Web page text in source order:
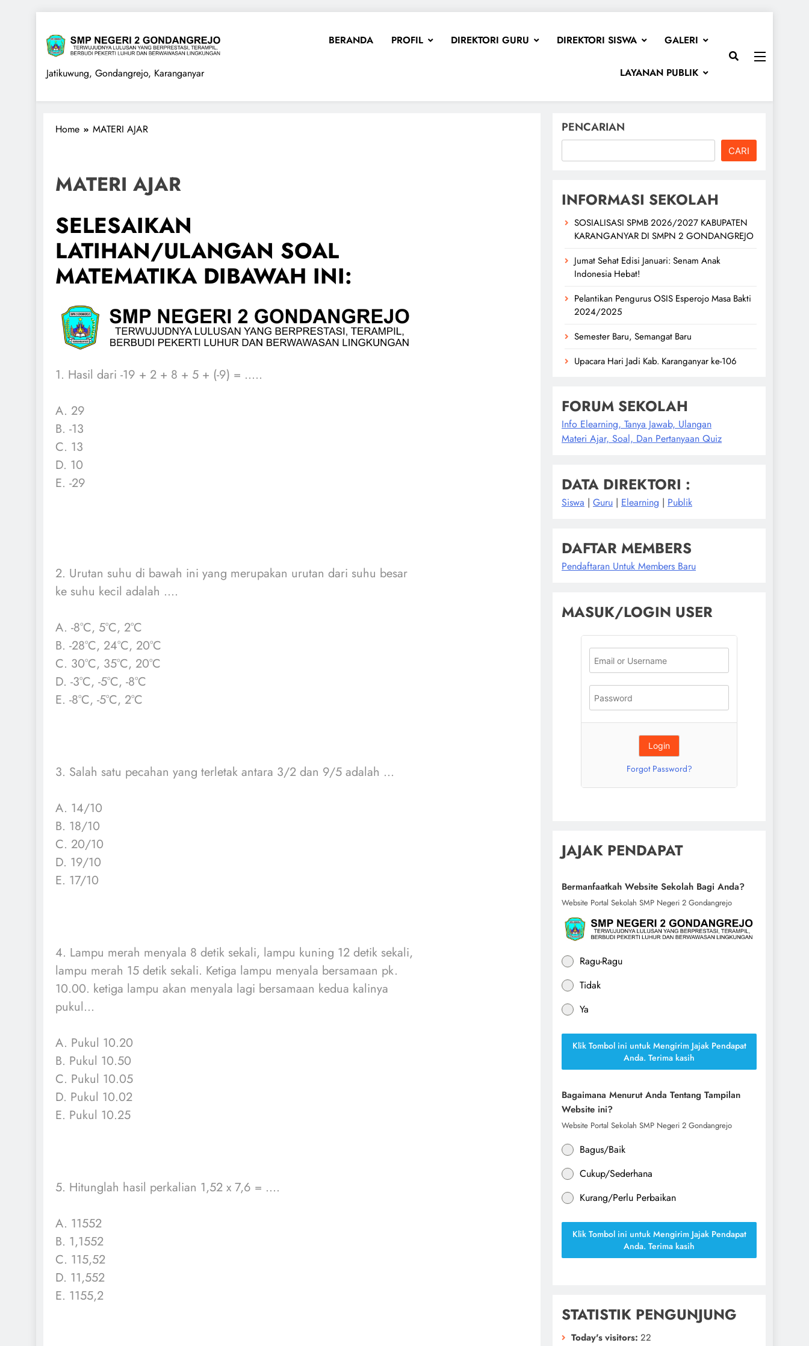
content
SMPN 2 GONDANGREJO
Jatikuwung, Gondangrejo, Karanganyar
BERANDA PROFIL DIREKTORI GURU DIREKTORI SISWA GALERI
LAYANAN PUBLIK
Home MATERI AJAR
MATERI AJAR
SELESAIKAN
LATIHAN/ULANGAN SOAL
MATEMATIKA DIBAWAH INI:
1. Hasil dari -19 + 2 + 8 + 5 + (-9) = .....
A. 29
B. -13
C. 13
D. 10
E. -29
2. Urutan suhu di bawah ini yang merupakan urutan dari suhu besar
ke suhu kecil adalah ....
A. -8°C, 5°C, 2°C
B. -28°C, 24°C, 20°C
C. 30°C, 35°C, 20°C
D. -3°C, -5°C, -8°C
E. -8°C, -5°C, 2°C
3. Salah satu pecahan yang terletak antara 3/2 dan 9/5 adalah ...
A. 14/10
B. 18/10
C. 20/10
D. 19/10
E. 17/10
4. Lampu merah menyala 8 detik sekali, lampu kuning 12 detik sekali,
lampu merah 15 detik sekali. Ketiga lampu menyala bersamaan pk.
10.00. ketiga lampu akan menyala lagi bersamaan kedua kalinya
pukul...
A. Pukul 10.20
B. Pukul 10.50
C. Pukul 10.05
D. Pukul 10.02
E. Pukul 10.25
5. Hitunglah hasil perkalian 1,52 x 7,6 = ....
A. 11552
B. 1,1552
C. 115,52
D. 11,552
E. 1155,2
PENCARIAN
CARI
INFORMASI SEKOLAH
SOSIALISASI SPMB 2026/2027 KABUPATEN
KARANGANYAR DI SMPN 2 GONDANGREJO
Jumat Sehat Edisi Januari: Senam Anak
Indonesia Hebat!
Pelantikan Pengurus OSIS Esperojo Masa Bakti
2024/2025
Semester Baru, Semangat Baru
Upacara Hari Jadi Kab. Karanganyar ke-106
FORUM SEKOLAH
Info Elearning, Tanya Jawab, Ulangan
Materi Ajar, Soal, Dan Pertanyaan Quiz
DATA DIREKTORI :
Siswa | Guru | Elearning | Publik
DAFTAR MEMBERS
Pendaftaran Untuk Members Baru
MASUK/LOGIN USER
Forgot Password?
JAJAK PENDAPAT
Bermanfaatkah Website Sekolah Bagi Anda?
Website Portal Sekolah SMP Negeri 2 Gondangrejo
Ragu-Ragu
Tidak
Ya
Klik Tombol ini untuk Mengirim Jajak Pendapat
Anda. Terima kasih
Bagaimana Menurut Anda Tentang Tampilan
Website ini?
Website Portal Sekolah SMP Negeri 2 Gondangrejo
Bagus/Baik
Cukup/Sederhana
Kurang/Perlu Perbaikan
Klik Tombol ini untuk Mengirim Jajak Pendapat
Anda. Terima kasih
STATISTIK PENGUNJUNG
Today's visitors: 22